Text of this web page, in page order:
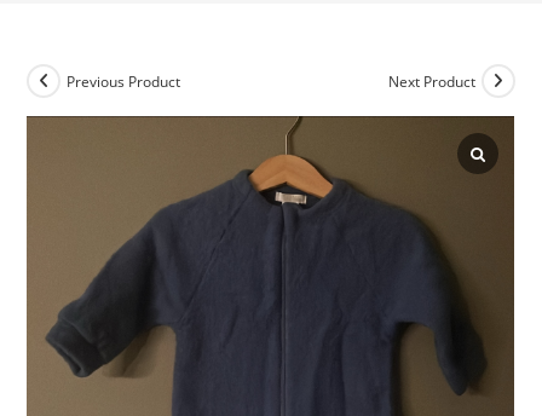
Previous Product Next Product